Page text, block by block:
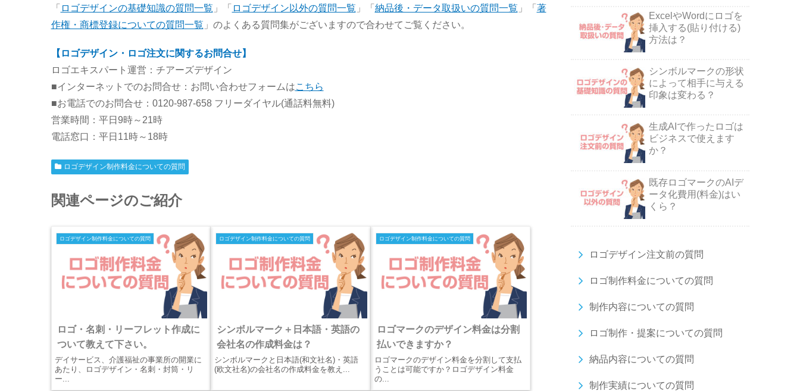
「 ロゴデザインの基礎知識の質問一覧 」「 ロゴデザイン以外の質問一覧 」「 納品後・データ取扱いの質問一覧 」「 著
作権・商標登録についての質問一覧 」のよくある質問集がございますので合わせてご覧ください。
【ロゴデザイン・ロゴ注文に関するお問合せ】
ロゴエキスパート運営：チアーズデザイン
■インターネットでのお問合せ：お問い合わせフォームはこちら
■お電話でのお問合せ：0120-987-658 フリーダイヤル(通話料無料)
営業時間：平日9時～21時
電話窓口：平日11時～18時
ロゴデザイン制作料金についての質問
関連ページのご紹介
ロゴデザイン制作料金についての質問
ロゴ・名刺・リーフレット作成に
ついて教えて下さい。
デイサービス、介護福祉の事業所の開業に
あたり、ロゴデザイン・名刺・封筒・リ
ー...
ロゴデザイン制作料金についての質問
シンボルマーク＋日本語・英語の
会社名の作成料金は？
シンボルマークと日本語(和文社名)・英語
(欧文社名)の会社名の作成料金を教え...
ロゴデザイン制作料金についての質問
ロゴマークのデザイン料金は分割
払いできますか？
ロゴマークのデザイン料金を分割して支払
うことは可能ですか？ロゴデザイン料金
の...
ExcelやWordにロゴを
挿入する(貼り付ける)
方法は？
シンボルマークの形状
によって相手に与える
印象は変わる？
生成AIで作ったロゴは
ビジネスで使えます
か？
既存ロゴマークのAIデ
ータ化費用(料金)はい
くら？
ロゴデザイン注文前の質問
ロゴ制作料金についての質問
制作内容についての質問
ロゴ制作・提案についての質問
納品内容についての質問
制作実績についての質問